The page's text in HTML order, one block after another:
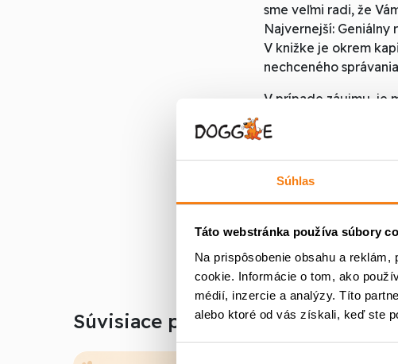
Súhlas
Táto webstránka používa súbory
Na prispôsobenie obsahu a
cookie. Informácie o tom, ako
médií, inzercie a analýzy. Títo
alebo ktoré od vás získali, keď ste
sme veľmi radi, že
Najvernejší: Geniálny
V knižke je okrem
nechceného
V prípade záujmu, je
V prípade záujmu
Jurajom Ferkom– do
Prajeme príjemné
Súvisiace príspevky